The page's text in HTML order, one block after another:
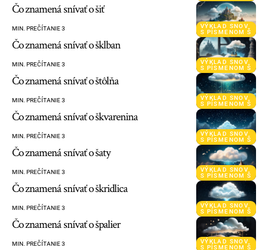
VÝKLAD SNOV
S PÍSMENOM Š
Čo znamená snívať o šiť
MIN. PREČÍTANIE 3
VÝKLAD SNOV
S PÍSMENOM Š
Čo znamená snívať o šklban
MIN. PREČÍTANIE 3
VÝKLAD SNOV
S PÍSMENOM Š
Čo znamená snívať o štôlňa
MIN. PREČÍTANIE 3
VÝKLAD SNOV
S PÍSMENOM Š
Čo znamená snívať o škvarenina
MIN. PREČÍTANIE 3
VÝKLAD SNOV
S PÍSMENOM Š
Čo znamená snívať o šaty
MIN. PREČÍTANIE 3
VÝKLAD SNOV
S PÍSMENOM Š
Čo znamená snívať o škridlica
MIN. PREČÍTANIE 3
VÝKLAD SNOV
S PÍSMENOM Š
Čo znamená snívať o špalier
MIN. PREČÍTANIE 3